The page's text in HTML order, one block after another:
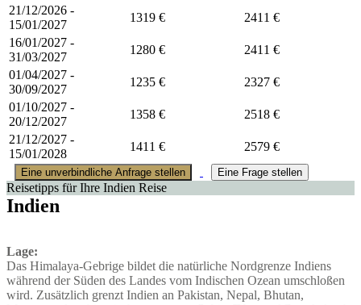
21/12/2026 -
15/01/2027
1319 €
2411 €
16/01/2027 -
31/03/2027
1280 €
2411 €
01/04/2027 -
30/09/2027
1235 €
2327 €
01/10/2027 -
20/12/2027
1358 €
2518 €
21/12/2027 -
15/01/2028
1411 € 2579 €
Eine unverbindliche Anfrage stellen Eine Frage stellen
Reisetipps für Ihre Indien Reise
Indien
Lage:
Das Himalaya-Gebrige bildet die natürliche Nordgrenze Indiens
während der Süden des Landes vom Indischen Ozean umschloßen
wird. Zusätzlich grenzt Indien an Pakistan, Nepal, Bhutan,